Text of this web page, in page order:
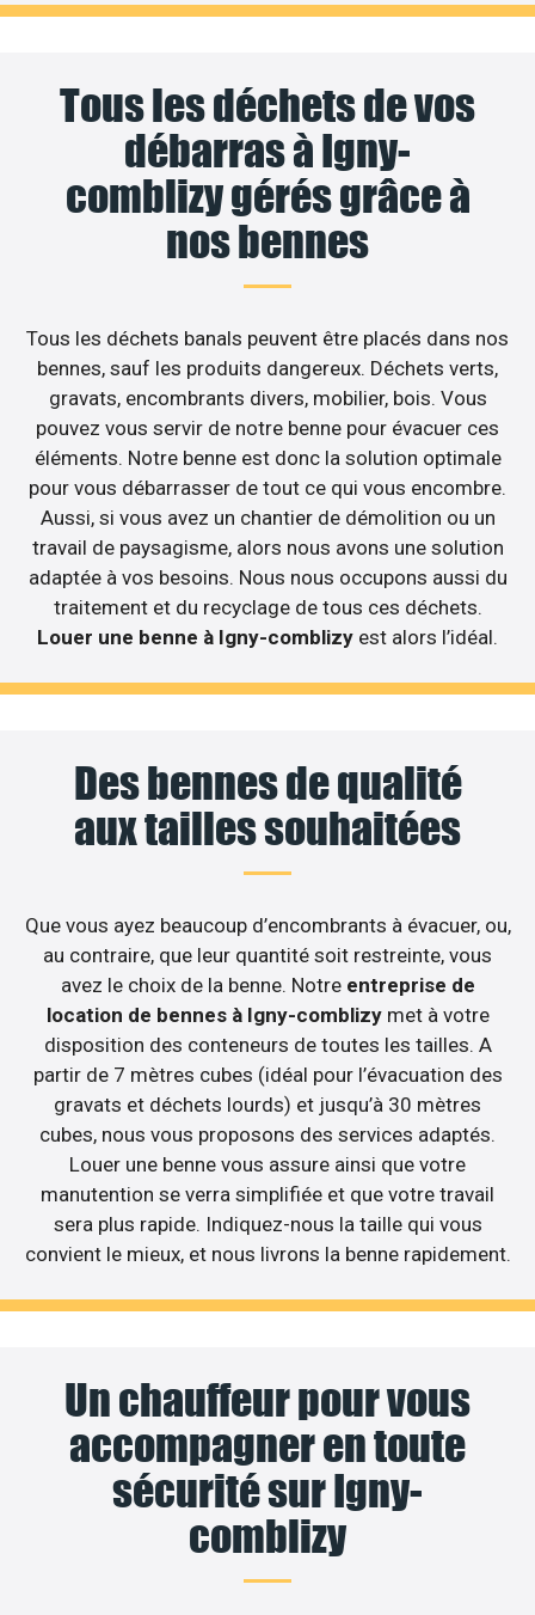
Tous les déchets de vos
débarras à Igny-
comblizy gérés grâce à
nos bennes
Tous les déchets banals peuvent être placés dans nos
bennes, sauf les produits dangereux. Déchets verts,
gravats, encombrants divers, mobilier, bois. Vous
pouvez vous servir de notre benne pour évacuer ces
éléments. Notre benne est donc la solution optimale
pour vous débarrasser de tout ce qui vous encombre.
Aussi, si vous avez un chantier de démolition ou un
travail de paysagisme, alors nous avons une solution
adaptée à vos besoins. Nous nous occupons aussi du
traitement et du recyclage de tous ces déchets.
Louer une benne à Igny-comblizy est alors l’idéal.
Des bennes de qualité
aux tailles souhaitées
Que vous ayez beaucoup d’encombrants à évacuer, ou,
au contraire, que leur quantité soit restreinte, vous
avez le choix de la benne. Notre entreprise de
location de bennes à Igny-comblizy met à votre
disposition des conteneurs de toutes les tailles. A
partir de 7 mètres cubes (idéal pour l’évacuation des
gravats et déchets lourds) et jusqu’à 30 mètres
cubes, nous vous proposons des services adaptés.
Louer une benne vous assure ainsi que votre
manutention se verra simplifiée et que votre travail
sera plus rapide. Indiquez-nous la taille qui vous
convient le mieux, et nous livrons la benne rapidement.
Un chauffeur pour vous
accompagner en toute
sécurité sur Igny-
comblizy